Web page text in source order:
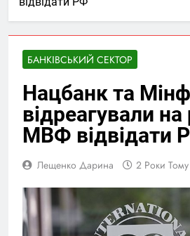
БАНКІВСЬКИЙ СЕКТОР
Нацбанк та
відреагували
МВФ відвідати
Лещенко Дарина 2 Роки Тому